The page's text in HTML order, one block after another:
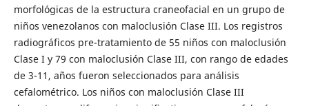
morfológicas de la estructura craneofacial en un grupo de
niños venezolanos con maloclusión Clase III. Los registros
radiográficos pre-tratamiento de 55 niños con maloclusión
Clase I y 79 con maloclusión Clase III, con rango de edades
de 3-11, años fueron seleccionados para análisis
cefalométrico. Los niños con maloclusión Clase III